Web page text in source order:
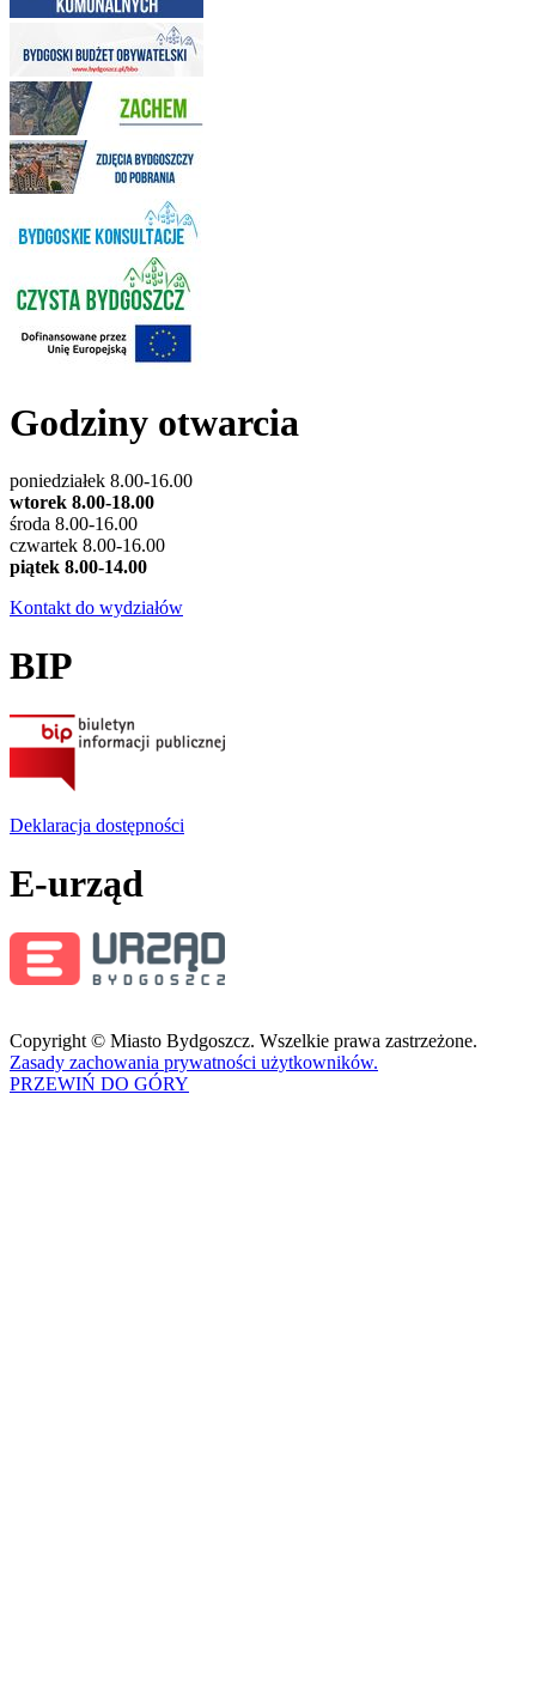
Godziny otwarcia
poniedziałek 8.00-16.00
wtorek 8.00-18.00
środa 8.00-16.00
czwartek 8.00-16.00
piątek 8.00-14.00
Kontakt do wydziałów
BIP
Deklaracja dostępności
E-urząd
Copyright © Miasto Bydgoszcz. Wszelkie prawa zastrzeżone.
Zasady zachowania prywatności użytkowników.
PRZEWIŃ DO GÓRY